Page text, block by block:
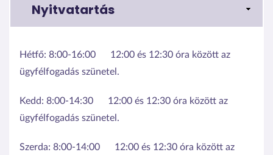
Nyitvatartás
Hétfő: 8:00-16:00
12:00 és 12:30 óra között az
ügyfélfogadás szünetel.
Kedd: 8:00-14:30
12:00 és 12:30 óra között az
ügyfélfogadás szünetel.
Szerda: 8:00-14:00
12:00 és 12:30 óra között az